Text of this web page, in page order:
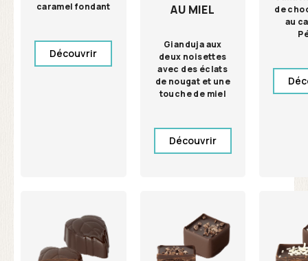
caramel fondant
Découvrir
AU MIEL
Gianduja aux
deux noisettes
avec des éclats
de nougat et une
touche de miel
Découvrir
de
au